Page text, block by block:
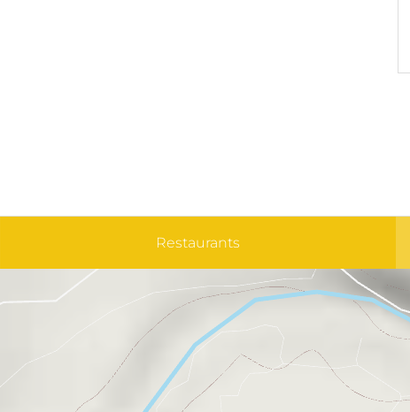
Restaurants